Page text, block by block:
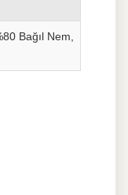
Bağıl Nem,